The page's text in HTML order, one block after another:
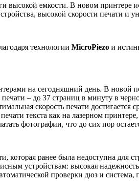
высокой емкости. В новом
высокой скорости печати и
технологии MicroPiezo и
на сегодняшний день. В новой
печати – до 37 страниц в минуту в
скорость печати
текста как на лазерном
фотографии, что до сих пор
которая ранее была недоступна для
устройствам: высокая
проверки дюз и система,